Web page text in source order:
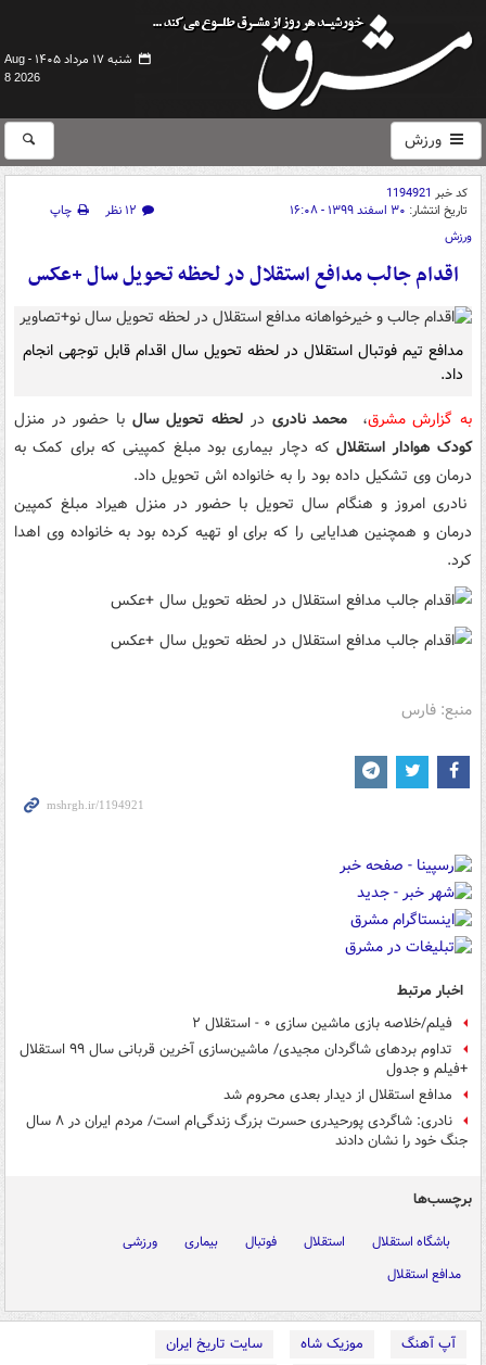
شنبه ۱۷ مرداد ۱۴۰۵ -
Aug
8 2026
ورزش
کد خبر 1194921
تاریخ انتشار: ۳۰ اسفند ۱۳۹۹ - ۱۶:۰۸ ۱۲ نظر
چاپ
ورزش
اقدام جالب مدافع استقلال در لحظه تحویل سال +عکس
مدافع تیم فوتبال استقلال در لحظه تحویل سال اقدام قابل توجهی انجام
داد.
به گزارش مشرق، محمد نادری در لحظه تحویل سال با حضور در منزل
کودک هوادار استقلالکه دچار بیماری بود مبلغ کمپینی که برای کمک به
درمان وی تشکیل داده بود را به خانواده اش تحویل داد.
نادری امروز و هنگام سال تحویل با حضور در منزل هیراد مبلغ کمپین
درمان و همچنین هدایایی را که برای او تهیه کرده بود به خانواده وی اهدا
کرد.
منبع: فارس
اخبار مرتبط
فیلم/خلاصه بازی ماشین سازی ۰ - استقلال ۲
تداوم بردهای شاگردان مجیدی/ ماشین‌سازی آخرین قربانی سال ۹۹ استقلال
+فیلم و جدول
مدافع استقلال از دیدار بعدی محروم شد
نادری: شاگردی پورحیدری حسرت بزرگ زندگی‌ام است/ مردم ایران در ۸ سال
جنگ خود را نشان دادند
برچسب‌ها
باشگاه استقلال استقلال فوتبال بیماری
ورزشی
مدافع استقلال
آپ آهنگ موزیک شاه
سایت تاریخ ایران